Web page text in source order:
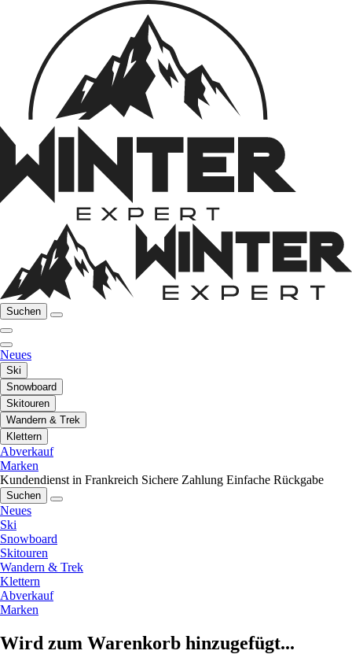
Suchen
Neues
Ski
Snowboard
Skitouren
Wandern & Trek
Klettern
Abverkauf
Marken
Kundendienst in Frankreich Sichere Zahlung Einfache Rückgabe
Suchen
Neues
Ski
Snowboard
Skitouren
Wandern & Trek
Klettern
Abverkauf
Marken
Wird zum Warenkorb hinzugefügt...